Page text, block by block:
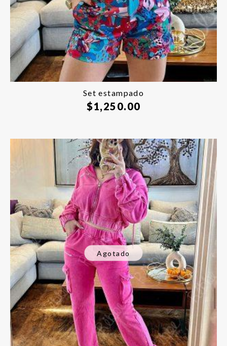
Set estampado
$1,250.00
Agotado